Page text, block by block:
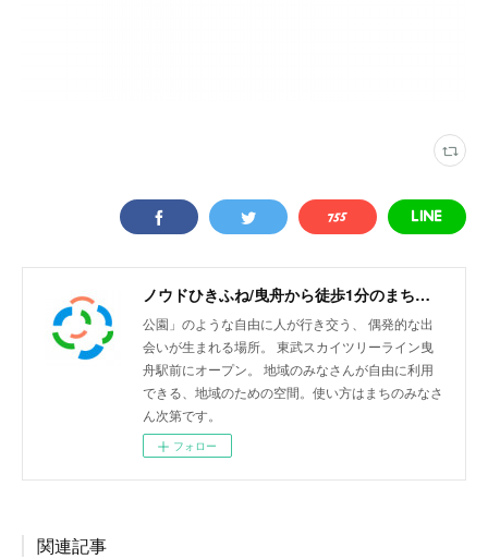
ノウドひきふね/曳舟から徒歩1分のまちリビング
公園」のような自由に人が行き交う、 偶発的な出
会いが生まれる場所。 東武スカイツリーライン曳
舟駅前にオープン。 地域のみなさんが自由に利用
できる、地域のための空間。使い方はまちのみなさ
ん次第です。
フォロー
関連記事